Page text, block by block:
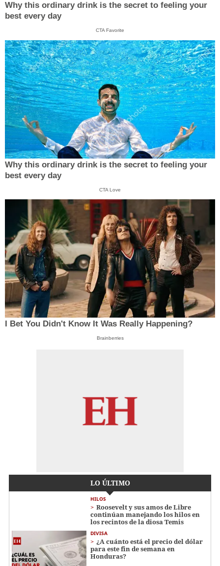
Why this ordinary drink is the secret to feeling your
best every day
CTA Favorite
Why this ordinary drink is the secret to feeling your
best every day
CTA Love
I Bet You Didn't Know It Was Really Happening?
Brainberries
LO ÚLTIMO
HILOS
Roosevelt y sus amos de Libre
continúan manejando los hilos en
los recintos de la diosa Temis
DIVISA
¿A cuánto está el precio del dólar
para este fin de semana en
Honduras?